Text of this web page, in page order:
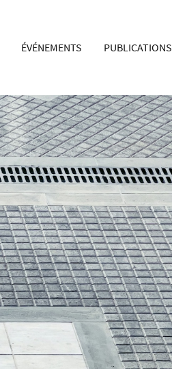
ÉVÉNEMENTS PUBLICATIONS